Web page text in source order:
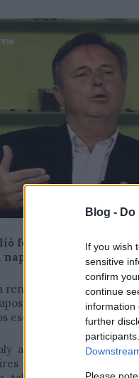
Blog -
If you wish
sensitive
confirm
continue
information
further
Please
forint. Tavaly ennyi
napokra. A számlákat
rendezik meg nyár
ám fellépők
eseménnyé silányult.
az EDDA, idén pedig
programkínálat